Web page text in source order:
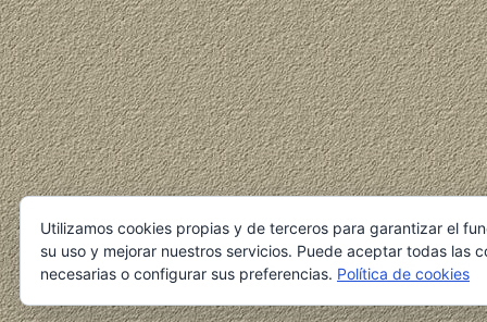
Utilizamos cookies propias y de terceros para garantizar el
su uso y mejorar nuestros servicios. Puede aceptar todas las
necesarias o configurar sus preferencias. Política de cookies